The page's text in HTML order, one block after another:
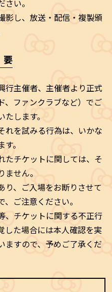
い。
し、放送・配信・複製頒
行主催者、主催者より正式
、ファンクラブなど）でご
します。
れを試みる行為は、いかな
。
たチケットに関しては、そ
せん。
り、ご入場をお断りさせて
ご注意ください。
、チケットに関する不正行
した場合には本人確認を実
ますので、予めご了承くだ